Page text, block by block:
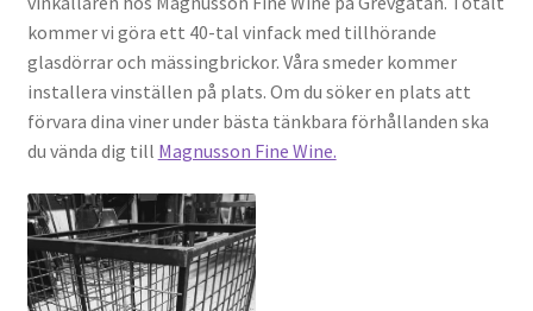
kommer vi göra ett 40-tal vinfack med tillhörande
glasdörrar och mässingbrickor. Våra smeder kommer
installera vinställen på plats. Om du söker en plats att
förvara dina viner under bästa tänkbara förhållanden ska
du vända dig till Magnusson Fine Wine.